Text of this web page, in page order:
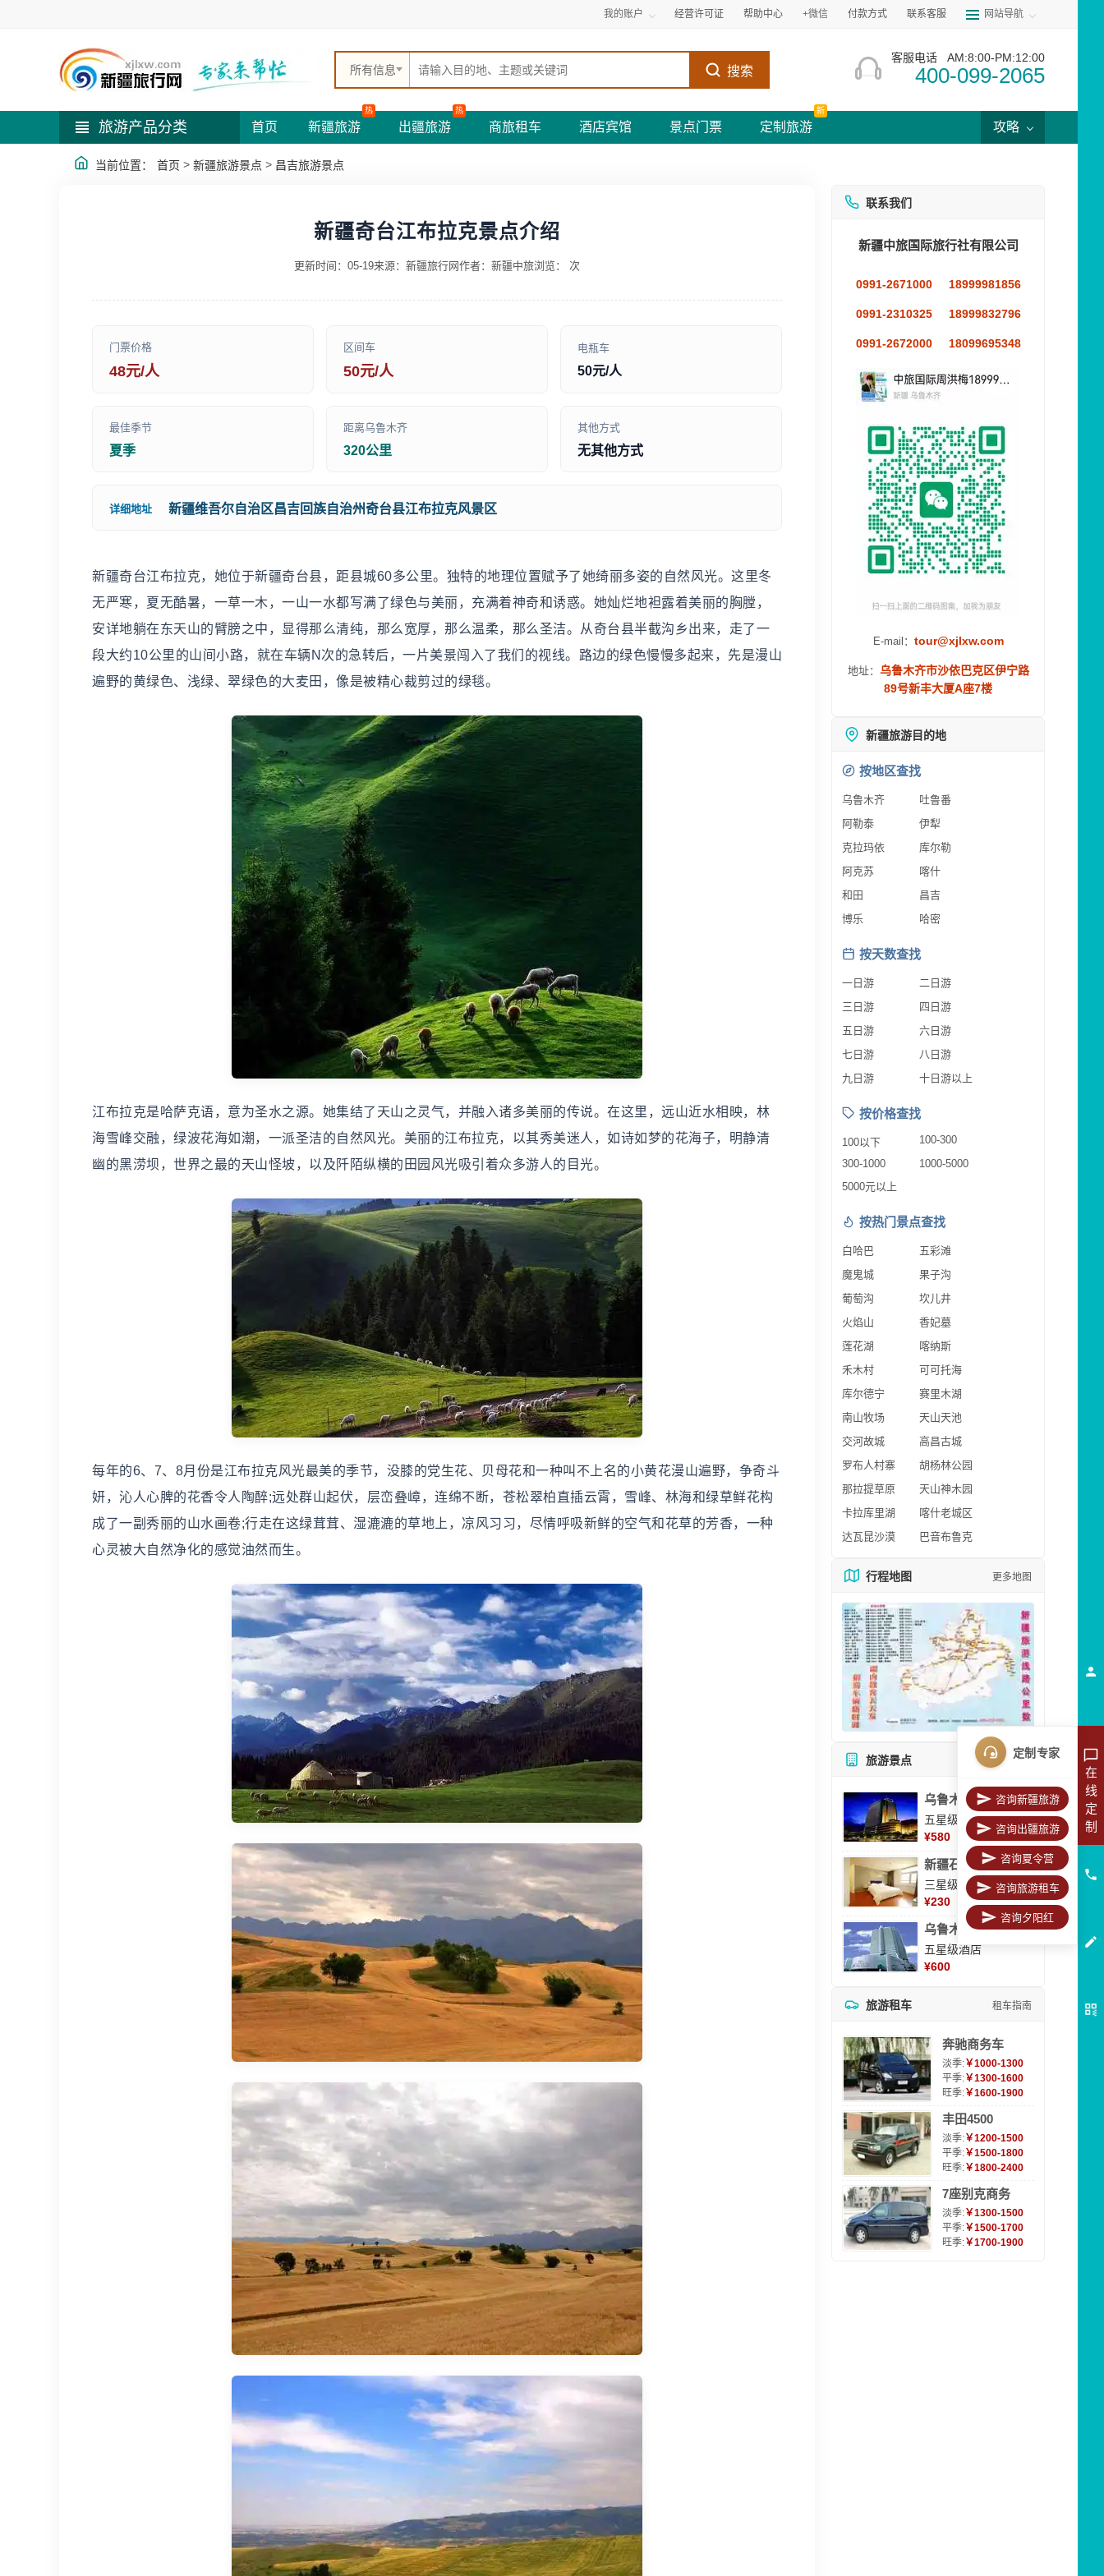
我的账户 经营许可证 帮助中心 +微信 付款方式 联系客服 网站导航
所有信息 搜索
客服电话 AM:8:00-PM:12:00
400-099-2065
旅游产品分类 首页 新疆旅游
热
出疆旅游
热
商旅租车 酒店宾馆 景点门票 定制旅游
新
攻略
当前位置： 首页 > 新疆旅游景点 > 昌吉旅游景点
新疆奇台江布拉克景点介绍
更新时间：05-19来源：新疆旅行网作者：新疆中旅浏览： 次
门票价格
48元/人
区间车
50元/人
电瓶车
50元/人
最佳季节
夏季
距离乌鲁木齐
320公里
其他方式
无其他方式
详细地址 新疆维吾尔自治区昌吉回族自治州奇台县江布拉克风景区
新疆奇台江布拉克，她位于新疆奇台县，距县城60多公里。独特的地理位置赋予了她绮丽多姿的自然风光。这里冬
无严寒，夏无酷暑，一草一木，一山一水都写满了绿色与美丽，充满着神奇和诱惑。她灿烂地袒露着美丽的胸膛，
安详地躺在东天山的臂膀之中，显得那么清纯，那么宽厚，那么温柔，那么圣洁。从奇台县半截沟乡出来，走了一
段大约10公里的山间小路，就在车辆N次的急转后，一片美景闯入了我们的视线。路边的绿色慢慢多起来，先是漫山
遍野的黄绿色、浅绿、翠绿色的大麦田，像是被精心裁剪过的绿毯。
江布拉克是哈萨克语，意为圣水之源。她集结了天山之灵气，并融入诸多美丽的传说。在这里，远山近水相映，林
海雪峰交融，绿波花海如潮，一派圣洁的自然风光。美丽的江布拉克，以其秀美迷人，如诗如梦的花海子，明静清
幽的黑涝坝，世界之最的天山怪坡，以及阡陌纵横的田园风光吸引着众多游人的目光。
每年的6、7、8月份是江布拉克风光最美的季节，没膝的党生花、贝母花和一种叫不上名的小黄花漫山遍野，争奇斗
妍，沁人心脾的花香令人陶醉;远处群山起伏，层峦叠嶂，连绵不断，苍松翠柏直插云霄，雪峰、林海和绿草鲜花构
成了一副秀丽的山水画卷;行走在这绿茸茸、湿漉漉的草地上，凉风习习，尽情呼吸新鲜的空气和花草的芳香，一种
心灵被大自然净化的感觉油然而生。
联系我们
新疆中旅国际旅行社有限公司
0991-2671000 18999981856
0991-2310325 18999832796
0991-2672000 18099695348
E-mail： tour@xjlxw.com
地址： 乌鲁木齐市沙依巴克区伊宁路
89号新丰大厦A座7楼
新疆旅游目的地
按地区查找
乌鲁木齐
吐鲁番
阿勒泰
伊犁
克拉玛依
库尔勒
阿克苏
喀什
和田
昌吉
博乐
哈密
按天数查找
一日游
二日游
三日游
四日游
五日游
六日游
七日游
八日游
九日游
十日游以上
按价格查找
100以下
100-300
300-1000
1000-5000
5000元以上
按热门景点查找
白哈巴
五彩滩
魔鬼城
果子沟
葡萄沟
坎儿井
火焰山
香妃墓
莲花湖
喀纳斯
禾木村
可可托海
库尔德宁
赛里木湖
南山牧场
天山天池
交河故城
高昌古城
罗布人村寨
胡杨林公园
那拉提草原
天山神木园
卡拉库里湖
喀什老城区
达瓦昆沙漠
巴音布鲁克
行程地图 更多地图
旅游景点 所有景点
乌鲁木齐美丽华大酒
五星级酒店
¥580
新疆石河子凯瑞酒店
三星级酒店
¥230
乌鲁木齐海德大酒店
五星级酒店
¥600
旅游租车 租车指南
奔驰商务车
淡季:￥1000-1300
平季:￥1300-1600
旺季:￥1600-1900
丰田4500
淡季:￥1200-1500
平季:￥1500-1800
旺季:￥1800-2400
7座别克商务
淡季:￥1300-1500
平季:￥1500-1700
旺季:￥1700-1900
在
线
定
制
定制专家
咨询新疆旅游
咨询出疆旅游
咨询夏令营
咨询旅游租车
咨询夕阳红